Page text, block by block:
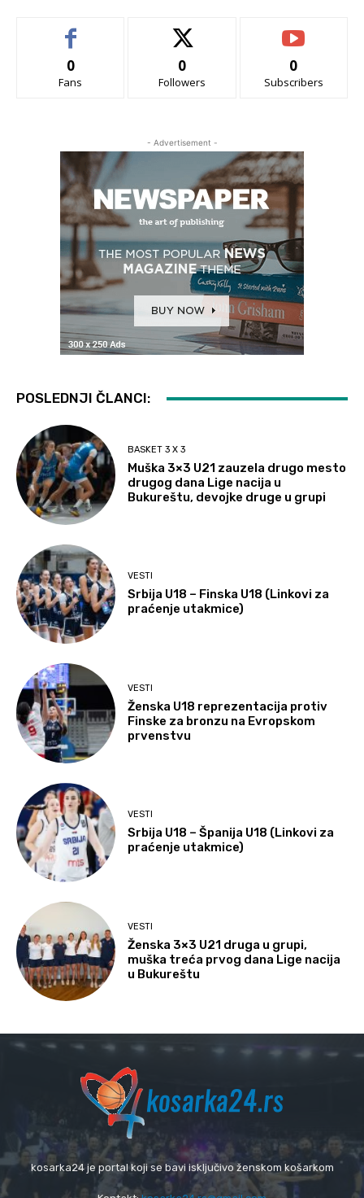
0
Fans
0
Followers
0
Subscribers
- Advertisement -
POSLEDNJI ČLANCI:
BASKET 3 X 3
Muška 3×3 U21 zauzela drugo mesto
drugog dana Lige nacija u
Bukureštu, devojke druge u grupi
VESTI
Srbija U18 – Finska U18 (Linkovi za
praćenje utakmice)
VESTI
Ženska U18 reprezentacija protiv
Finske za bronzu na Evropskom
prvenstvu
VESTI
Srbija U18 – Španija U18 (Linkovi za
praćenje utakmice)
VESTI
Ženska 3×3 U21 druga u grupi,
muška treća prvog dana Lige nacija
u Bukureštu
kosarka24 je portal koji se bavi isključivo ženskom košarkom